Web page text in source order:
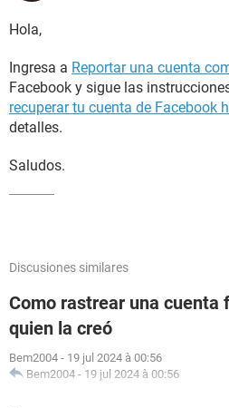
Hola,
Ingresa a Reportar una cuenta
Facebook y sigue las
recuperar tu cuenta de Facebook
detalles.
Saludos.
Discusiones similares
Como rastrear una cuenta
quien la creó
Bem2004 - 19 jul 2024 à 00:56
Bem2004 - 19 jul 2024 à 00:56